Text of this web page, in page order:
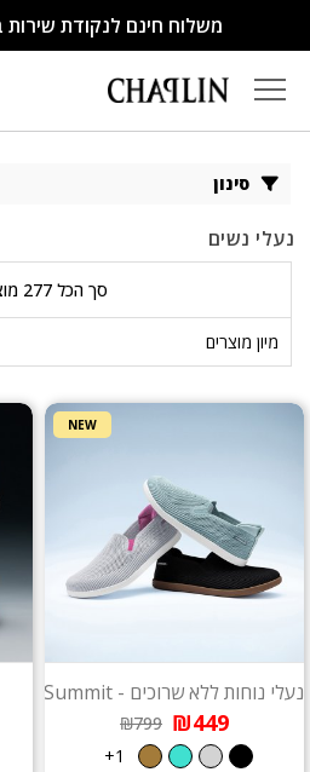
משלוח חינם לנקודת שירות
סינון
נעלי נשים
סך הכל 277 מוצרים
NEW
נעלי נוחות ללא שרוכים - Summit
₪449
₪799
1+